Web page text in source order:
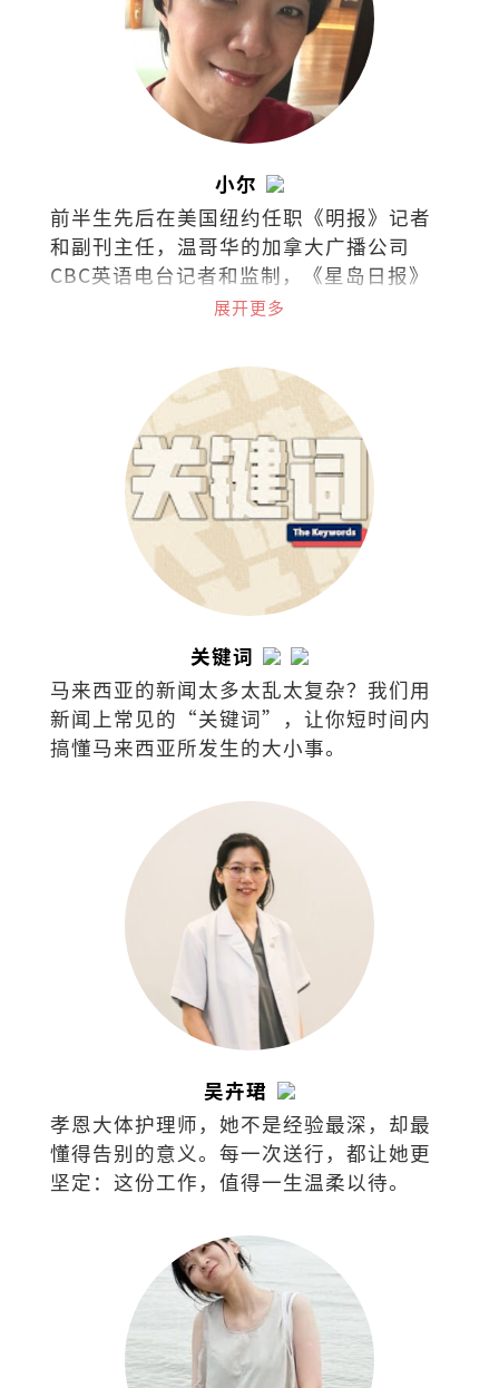
小尔
前半生先后在美国纽约任职《明报》记者
和副刊主任，温哥华的加拿大广播公司
CBC英语电台记者和监制，《星岛日报》
及《世界日报》记者，《温哥华中文电视
餐厅，把日常的喜怒哀乐都化为美食和文
展开更多
关键词
马来西亚的新闻太多太乱太复杂？我们用
新闻上常见的“关键词”，让你短时间内
搞懂马来西亚所发生的大小事。
吴卉珺
孝恩大体护理师，她不是经验最深，却最
懂得告别的意义。每一次送行，都让她更
坚定：这份工作，值得一生温柔以待。